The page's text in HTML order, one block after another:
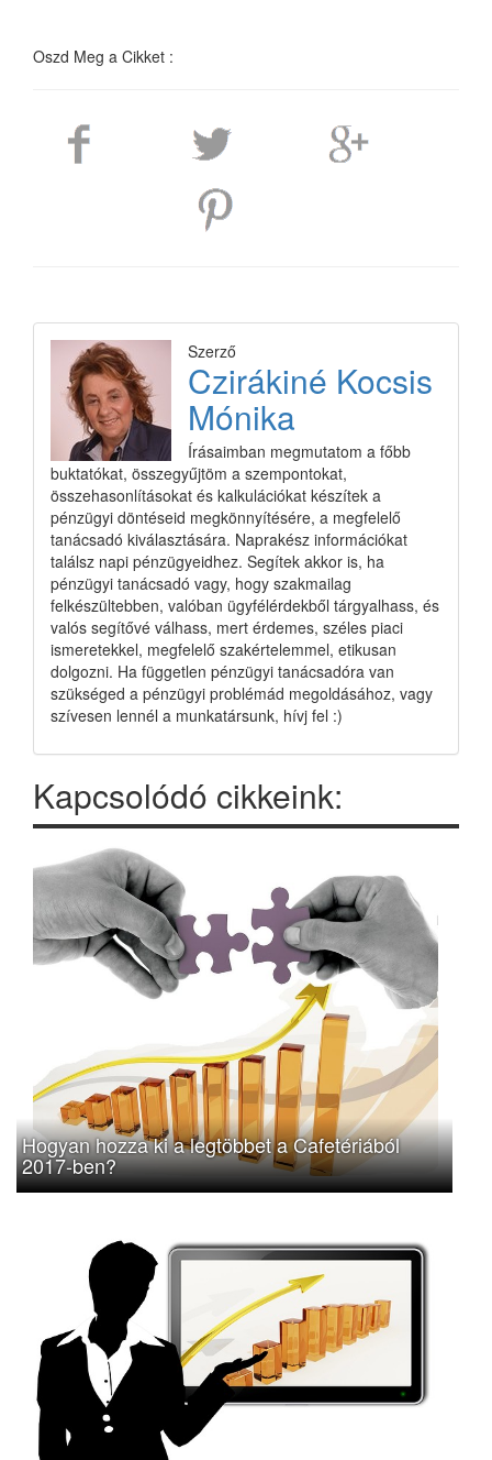
Oszd Meg a Cikket :
Szerző
Czirákiné Kocsis
Mónika
Írásaimban megmutatom a főbb
buktatókat, összegyűjtöm a szempontokat,
összehasonlításokat és kalkulációkat készítek a
pénzügyi döntéseid megkönnyítésére, a megfelelő
tanácsadó kiválasztására. Naprakész információkat
találsz napi pénzügyeidhez. Segítek akkor is, ha
pénzügyi tanácsadó vagy, hogy szakmailag
felkészültebben, valóban ügyfélérdekből tárgyalhass, és
valós segítővé válhass, mert érdemes, széles piaci
ismeretekkel, megfelelő szakértelemmel, etikusan
dolgozni. Ha független pénzügyi tanácsadóra van
szükséged a pénzügyi problémád megoldásához, vagy
szívesen lennél a munkatársunk, hívj fel :)
Kapcsolódó cikkeink:
Hogyan hozza ki a legtöbbet a Cafetériából
2017-ben?